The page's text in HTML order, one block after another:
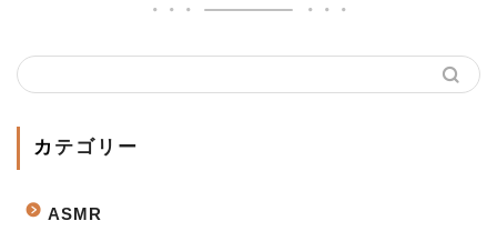
カテゴリー
ASMR